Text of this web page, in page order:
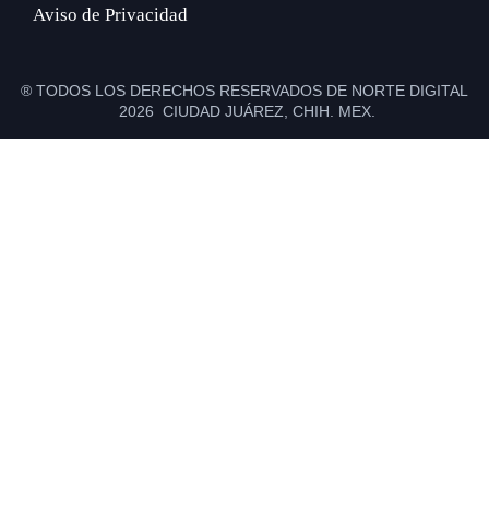
Aviso de Privacidad
® TODOS LOS DERECHOS RESERVADOS DE NORTE DIGITAL
2026 CIUDAD JUÁREZ, CHIH. MEX.